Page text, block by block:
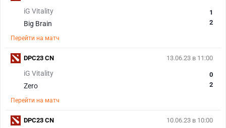
iG Vitality
Big Brain
1
2
Перейти на матч
13.06.23 в 11:00
iG Vitality
Zero
0
2
Перейти на матч
DPC23 CN
10.06.23 в 10:00
DPC23 CN